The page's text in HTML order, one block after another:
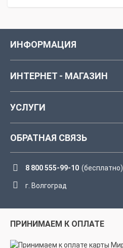
ИНФОРМАЦИЯ
ИНТЕРНЕТ - МАГАЗИН
УСЛУГИ
ОБРАТНАЯ СВЯЗЬ
8 800 555-99-10 (бесплатно)
г. Волгоград
ПРИНИМАЕМ К ОПЛАТЕ